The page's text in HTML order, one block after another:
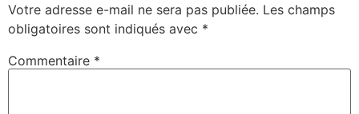
Votre adresse e-mail ne sera pas publiée. Les champs
obligatoires sont indiqués avec *
Commentaire *